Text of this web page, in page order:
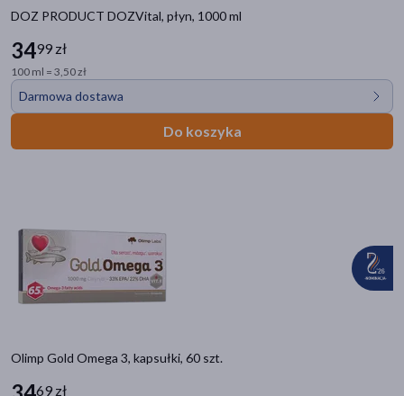
DOZ PRODUCT DOZVital, płyn, 1000 ml
3499 zł
100 ml = 3,50 zł
Darmowa dostawa
Do koszyka
Olimp Gold Omega 3, kapsułki, 60 szt.
69 zł